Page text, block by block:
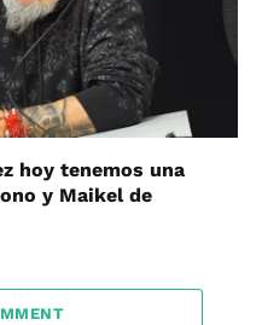
hoy tenemos una
y Maikel de